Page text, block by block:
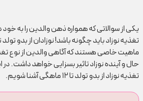
یکی از سوالاتی که همواره ذهن والدین را به
ماهیت خاصی هستند که آگاهی والدین از نوع
حال و آینده نوزاد تاثیر بسزایی خواهد داشت. در
تغذیه نوزاد از بدو تولد تا ۱۲ ماهگی آشنا شویم.